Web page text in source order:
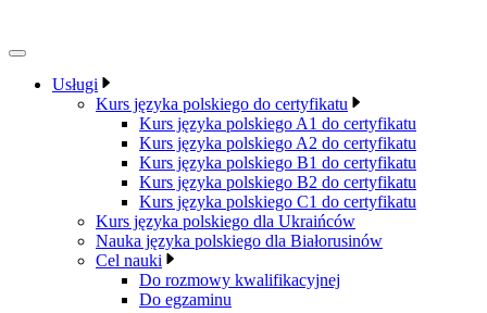
Usługi
Kurs języka polskiego do certyfikatu
Kurs języka polskiego A1 do certyfikatu
Kurs języka polskiego A2 do certyfikatu
Kurs języka polskiego B1 do certyfikatu
Kurs języka polskiego B2 do certyfikatu
Kurs języka polskiego C1 do certyfikatu
Kurs języka polskiego dla Ukraińców
Nauka języka polskiego dla Białorusinów
Cel nauki
Do rozmowy kwalifikacyjnej
Do egzaminu